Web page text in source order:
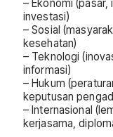
– Ekonomi
investasi)
– Sosial
kesehatan)
– Teknologi
informasi)
– Hukum
keputusan
– Internasional
kerjasama,